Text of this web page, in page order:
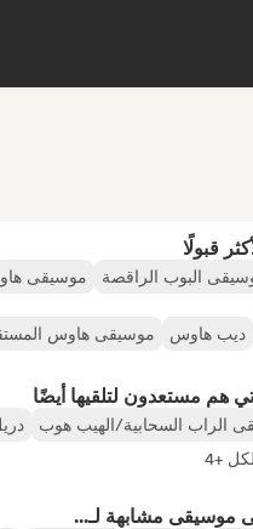
قبولًا
البوب الراقصة موسيقى
ديب هاوس موسيقى هاوس
هم مستعدون لتلقيها أيضًا
الراب السحابية/الهيب هوب
+4
موسيقى مشابهة لـ...